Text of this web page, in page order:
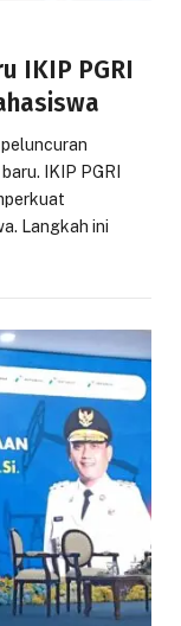
IKIP PGRI
IKIP PGRI
Langkah ini